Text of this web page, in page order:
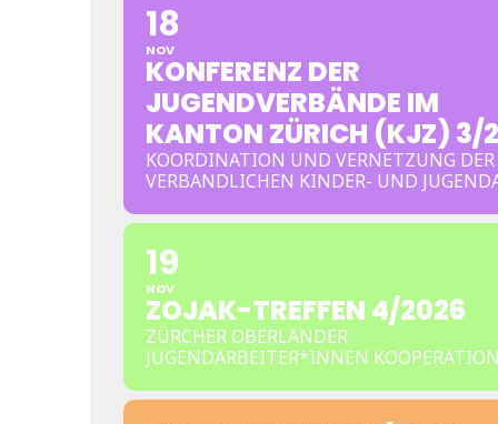
18
NOV
KONFERENZ DER
JUGENDVERBÄNDE IM
KANTON ZÜRICH (KJZ) 3/
KOORDINATION UND VERNETZUNG DER
VERBANDLICHEN KINDER- UND
19
NOV
ZOJAK-TREFFEN 4/2026
ZÜRCHER OBERLÄNDER
JUGENDARBEITER*INNEN